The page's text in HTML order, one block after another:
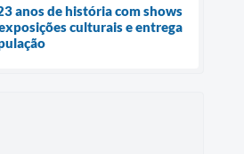
anos de história com shows
culturais e entrega